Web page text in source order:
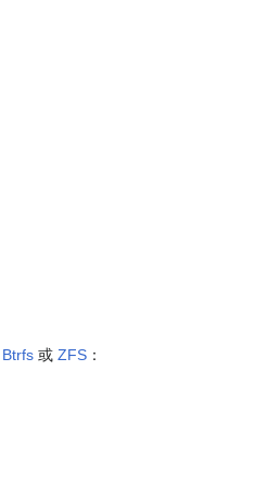
Btrfs 或 ZFS ：